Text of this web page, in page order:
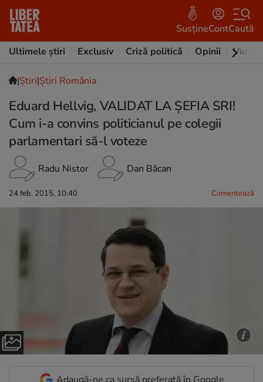
SusțineContCaută
Ultimele știri
Exclusiv Criză politică Opinii Video
|Ştiri|Știri România
Eduard Hellvig, VALIDAT LA ȘEFIA SRI!
Cum i-a convins politicianul pe colegii
parlamentari să-l voteze
Radu Nistor Dan Băcan
24 feb. 2015, 10:40 Comentează